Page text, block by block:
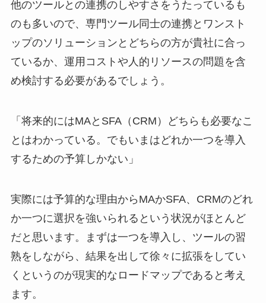
他のツールとの連携のしやすさをうたっているも
のも多いので、専門ツール同士の連携とワンスト
ップのソリューションとどちらの方が貴社に合っ
ているか、運用コストや人的リソースの問題を含
め検討する必要があるでしょう。
「将来的にはMAとSFA（CRM）どちらも必要なこ
とはわかっている。でもいまはどれか一つを導入
するための予算しかない」
実際には予算的な理由からMAかSFA、CRMのどれ
か一つに選択を強いられるという状況がほとんど
だと思います。まずは一つを導入し、ツールの習
熟をしながら、結果を出して徐々に拡張をしてい
くというのが現実的なロードマップであると考え
ます。